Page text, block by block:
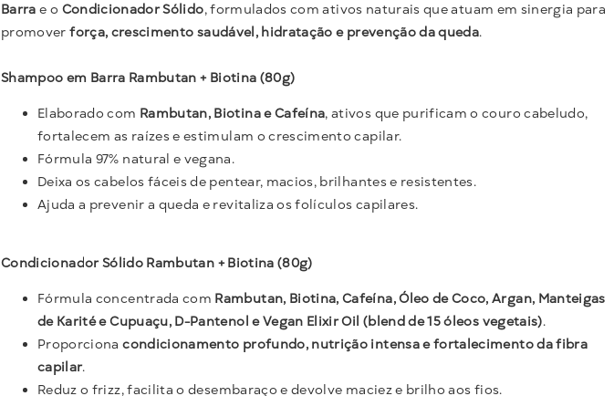
Barra e o Condicionador Sólido, formulados com ativos naturais que atuam em sinergia para
promoverforça, crescimento saudável, hidratação e prevenção da queda.
Shampoo em Barra Rambutan + Biotina (80g)
Elaborado com Rambutan, Biotina e Cafeína, ativos que purificam o couro cabeludo,
fortalecem as raízes e estimulam o crescimento capilar.
Fórmula 97% natural e vegana.
Deixa os cabelos fáceis de pentear, macios, brilhantes e resistentes.
Ajuda a prevenir a queda e revitaliza os folículos capilares.
Condicionador Sólido Rambutan + Biotina (80g)
Fórmula concentrada com Rambutan, Biotina, Cafeína, Óleo de Coco, Argan, Manteigas
de Karité e Cupuaçu, D-Pantenol e Vegan Elixir Oil (blend de 15 óleos vegetais).
Proporcionacondicionamento profundo, nutrição intensa e fortalecimento da fibra
capilar.
Reduz o frizz, facilita o desembaraço e devolve maciez e brilho aos fios.